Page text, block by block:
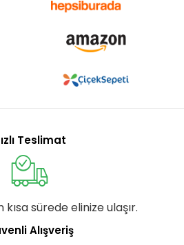
Teslimat
sürede elinize ulaşır.
Alışveriş